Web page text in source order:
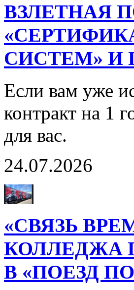
ВЗЛЕТНАЯ
СИСТЕМ» И
Если вам уже
контракт на 1
для вас.
24.07.2026
«СВЯЗЬ
КОЛЛЕДЖА
В «ПОЕЗД